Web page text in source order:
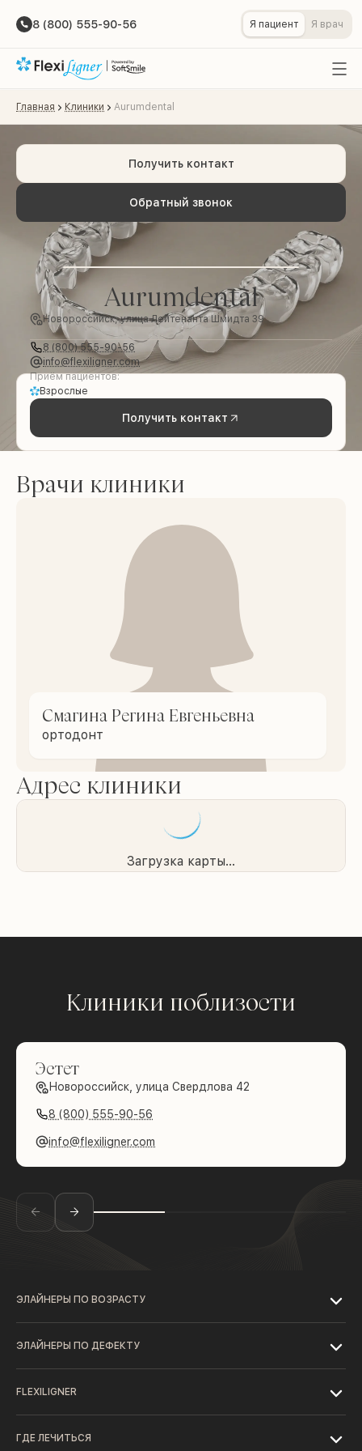
8 (800) 555-90-56 Я пациент Я врач
Главная Клиники Aurumdental
Обратный звонок
Получить контакт
Aurumdental
Новороссийск, улица Лейтенанта Шмидта 39
8 (800) 555-90-56
info@flexiligner.com
Приём пациентов:
Взрослые
Получить контакт
Врачи клиники
Смагина Регина Евгеньевна
ортодонт
Адрес клиники
Загрузка карты...
Клиники поблизости
Эстет
Новороссийск, улица Свердлова 42
8 (800) 555-90-56
info@flexiligner.com
ЭЛАЙНЕРЫ ПО ВОЗРАСТУ
ЭЛАЙНЕРЫ ПО ДЕФЕКТУ
FLEXILIGNER
ГДЕ ЛЕЧИТЬСЯ